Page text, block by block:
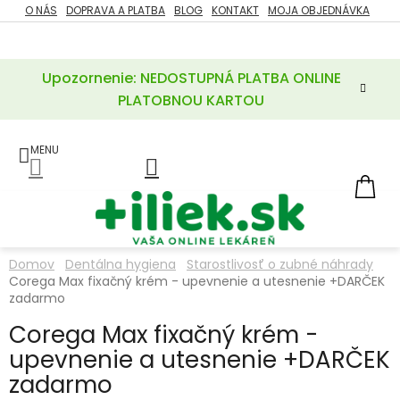
Prejsť
na
Upozornenie: NEDOSTUPNÁ PLATBA ONLINE
PLATOBNOU KARTOU
O NÁS DOPRAVA A PLATBA BLOG KONTAKT MOJA OBJEDNÁVKA
ZĽAVY
POTREBY
A
LIEKY
VITAMÍNY
A
KOZMETIKA
Domov Dentálna hygiena
Starostlivosť o zubné náhrady
Corega Max fixačný krém - upevnenie a utesnenie +DARČEK
zadarmo
Corega Max fixačný krém -
upevnenie a utesnenie +DARČEK
zadarmo